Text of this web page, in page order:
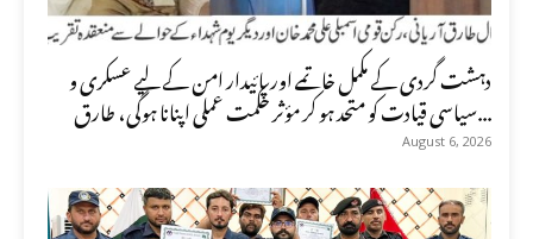
دہشت گردی کے مکمل خاتمے اور پائیدار امن کے لیے عسکری و
سیاسی قیادت کو متحد ہو کر مؤثر حکمت عملی اپنانا ہوگی، طارق...
August 6, 2026